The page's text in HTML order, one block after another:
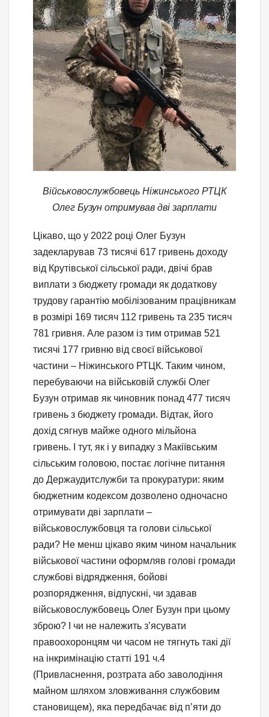
Військовослужбовець Ніжинського РТЦК
Олег Бузун отримував дві зарплати
Цікаво, що у 2022 році Олег Бузун
задекларував 73 тисячі 617 гривень доходу
від Крутівської сільської ради, двічі брав
виплати з бюджету громади як додаткову
трудову гарантію мобілізованим працівникам
в розмірі 169 тисяч 112 гривень та 235 тисяч
781 гривня. Але разом із тим отримав 521
тисячі 177 гривню від своєї військової
частини – Ніжинського РТЦК. Таким чином,
перебуваючи на військовій службі Олег
Бузун отримав як чиновник понад 477 тисяч
гривень з бюджету громади. Відтак, його
дохід сягнув майже одного мільйона
гривень. І тут, як і у випадку з Макіївським
сільським головою, постає логічне питання
до Держаудитслужби та прокуратури: яким
бюджетним кодексом дозволено одночасно
отримувати дві зарплати –
військовослужбовця та голови сільської
ради? Не менш цікаво яким чином начальник
військової частини оформляв голові громади
службові відрядження, бойові
розпорядження, відпускні, чи здавав
військовослужбовець Олег Бузун при цьому
зброю? І чи не належить з’ясувати
правоохоронцям чи часом не тягнуть такі дії
на інкримінацію статті 191 ч.4
(Привласнення, розтрата або заволодіння
майном шляхом зловживання службовим
становищем), яка передбачає від п’яти до